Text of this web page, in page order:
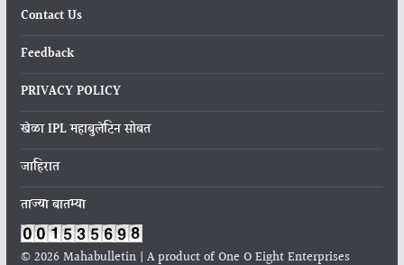
Contact Us
Feedback
PRIVACY POLICY
खेळा IPL महाबुलेटिन सोबत
जाहिरात
ताज्या बातम्या
© 2026 Mahabulletin | A product of One O Eight Enterprises